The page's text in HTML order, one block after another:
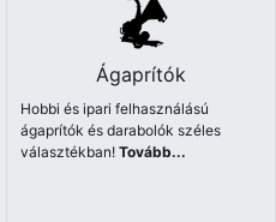
Ágaprítók
Hobbi és ipari felhasználású
ágaprítók és darabolók széles
választékban!Tovább...